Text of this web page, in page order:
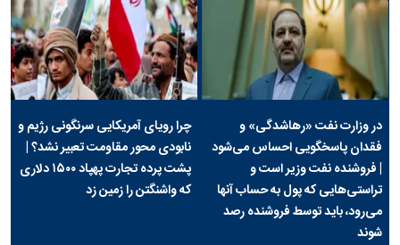
در وزارت نفت «رهاشدگی» و
فقدان پاسخگویی احساس می‌شود
| فروشنده نفت وزیر است و
تراستی‌هایی که پول به حساب آنها
می‌رود، باید توسط فروشنده رصد
شوند
چرا رویای آمریکایی سرنگونی رژیم و
نابودی محور مقاومت تعبیر نشد؟ |
پشت پرده تجارت پهپاد‌ ۱۵۰۰ دلاری
که واشنگتن را زمین زد